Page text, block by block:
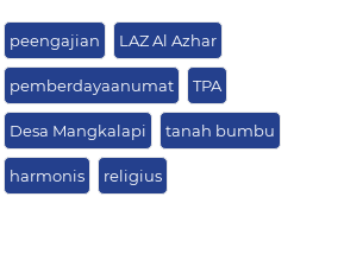
peengajian LAZ Al Azhar
pemberdayaanumat TPA
Desa Mangkalapi tanah bumbu
harmonis religius